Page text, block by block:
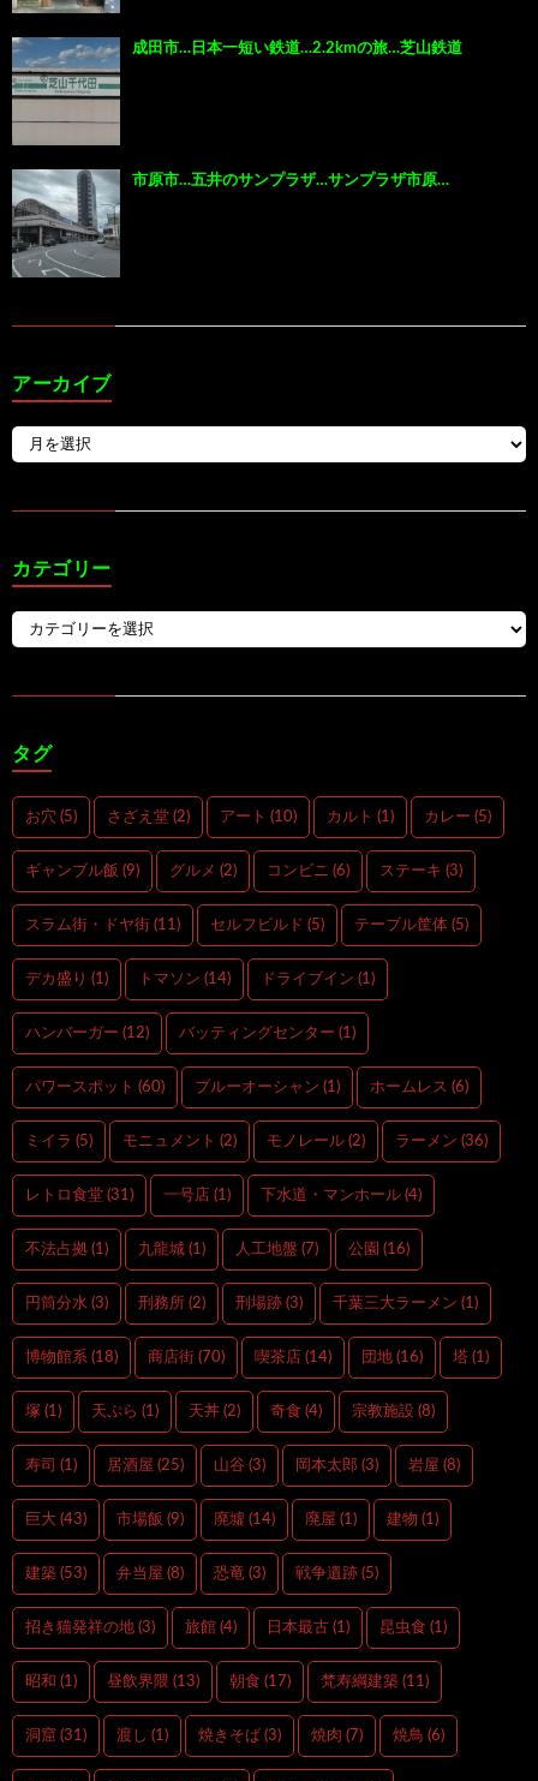
成田市…日本一短い鉄道…2.2kmの旅…芝山鉄道
市原市…五井のサンプラザ…サンプラザ市原…
アーカイブ
カテゴリー
タグ
お穴 (5) さざえ堂 (2) アート (10) カルト (1) カレー (5)
ギャンブル飯 (9) グルメ (2) コンビニ (6) ステーキ (3)
スラム街・ドヤ街 (11) セルフビルド (5) テーブル筐体 (5)
デカ盛り (1) トマソン (14) ドライブイン (1)
ハンバーガー (12) バッティングセンター (1)
パワースポット (60) ブルーオーシャン (1) ホームレス (6)
ミイラ (5) モニュメント (2) モノレール (2) ラーメン (36)
レトロ食堂 (31) 一号店 (1) 下水道・マンホール (4)
不法占拠 (1) 九龍城 (1) 人工地盤 (7) 公園 (16)
円筒分水 (3) 刑務所 (2) 刑場跡 (3) 千葉三大ラーメン (1)
博物館系 (18) 商店街 (70) 喫茶店 (14) 団地 (16) 塔 (1)
塚 (1) 天ぷら (1) 天丼 (2) 奇食 (4) 宗教施設 (8)
寿司 (1) 居酒屋 (25) 山谷 (3) 岡本太郎 (3) 岩屋 (8)
巨大 (43) 市場飯 (9) 廃墟 (14) 廃屋 (1) 建物 (1)
建築 (53) 弁当屋 (8) 恐竜 (3) 戦争遺跡 (5)
招き猫発祥の地 (3) 旅館 (4) 日本最古 (1) 昆虫食 (1)
昭和 (1) 昼飲界隈 (13) 朝食 (17) 梵寿綱建築 (11)
洞窟 (31) 渡し (1) 焼きそば (3) 焼肉 (7) 焼鳥 (6)